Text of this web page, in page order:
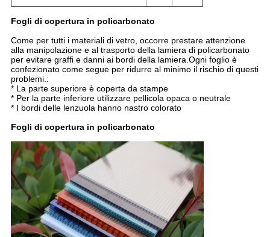
Fogli di copertura in policarbonato
Come per tutti i materiali di vetro, occorre prestare attenzione
alla manipolazione e al trasporto della lamiera di policarbonato
per evitare graffi e danni ai bordi della lamiera.Ogni foglio è
confezionato come segue per ridurre al minimo il rischio di questi
problemi.:
* La parte superiore è coperta da stampe
* Per la parte inferiore utilizzare pellicola opaca o neutrale
* I bordi delle lenzuola hanno nastro colorato
Fogli di copertura in policarbonato